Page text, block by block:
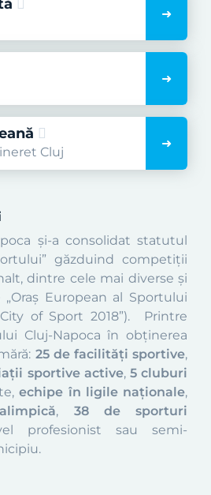
Cluj
şi-a consolidat statutul
găzduind competiții
dintre cele mai diverse şi
European al Sportului
of Sport 2018”).
Printre
Cluj-Napoca în obținerea
25 de facilități sportive,
sportive active, 5 cluburi
echipe în ligile naționale,
, 38 de sporturi
profesionist sau semi-